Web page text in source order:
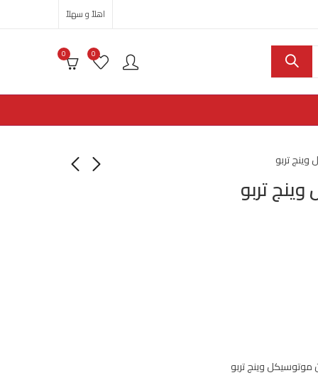
اهلاً و سهلاً
0
0
تربو
تربو
وينج تربو